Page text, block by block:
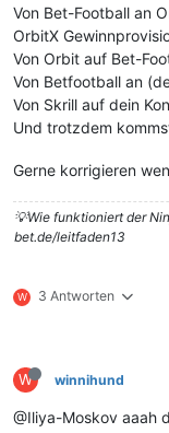
Von Bet-Football an
OrbitX
Von Orbit auf Bet-
Von Betfootball an
Von Skrill auf dein
Und trotzdem
Gerne korrigieren
💡Wie funktioniert der
bet.de/leitfaden13
W 3 Antworten
W winnihund
@Iliya-Moskov aaah